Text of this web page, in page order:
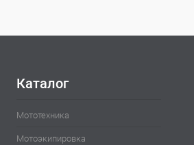
Каталог
Мототехника
Мотоэкипировка